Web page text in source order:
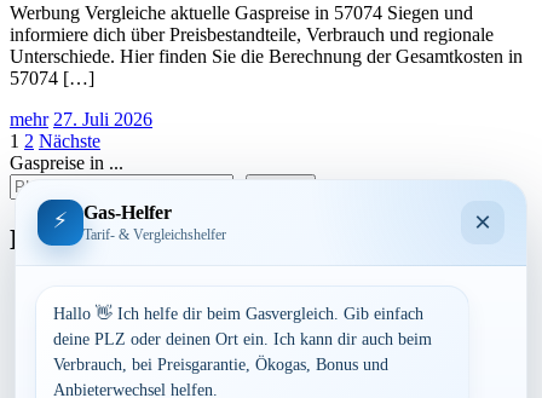
Werbung Vergleiche aktuelle Gaspreise in 57074 Siegen und
informiere dich über Preisbestandteile, Verbrauch und regionale
Unterschiede. Hier finden Sie die Berechnung der Gesamtkosten in
57074 […]
mehr 27. Juli 2026
Seitennummerierung
der
Beiträge
1 2 Nächste
Gaspreise in ...
Bundesland
Bayern
Berlin
Brandenburg
⚡ Gas-Helfer
Tarif- & Vergleichshelfer ×
Hallo 👋 Ich helfe dir beim Gasvergleich. Gib einfach
deine PLZ oder deinen Ort ein. Ich kann dir auch beim
Verbrauch, bei Preisgarantie, Ökogas, Bonus und
Anbieterwechsel helfen.